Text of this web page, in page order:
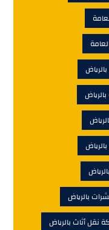
بالرياض
نقل أثاث بالرياض